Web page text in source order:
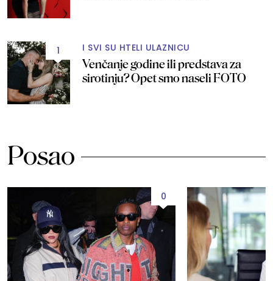
1 I SVI SU HTELI ULAZNICU
Venčanje godine ili predstava za
sirotinju? Opet smo naseli FOTO
Posao
0